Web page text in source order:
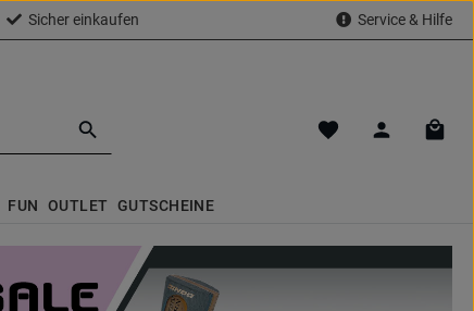
Sicher einkaufen
Service & Hilfe
Du hast 0 Produkte
FUN OUTLET GUTSCHEINE